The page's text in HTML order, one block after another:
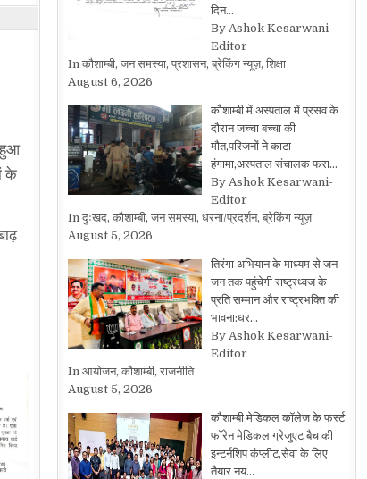
हुआ
के
दिन…
By Ashok Kesarwani-
Editor
In कौशाम्बी, जन समस्या, प्रशासन, ब्रेकिंग न्यूज़, शिक्षा
August 6, 2026
कौशाम्बी में अस्पताल में प्रसव के
दौरान जच्चा बच्चा की
मौत,परिजनों ने काटा
हंगामा,अस्पताल संचालक फरा…
By Ashok Kesarwani-
Editor
In दुःखद, कौशाम्बी, जन समस्या, धरना/प्रदर्शन, ब्रेकिंग न्यूज़
August 5, 2026
तिरंगा अभियान के माध्यम से जन
जन तक पहुंचेगी राष्ट्रध्वज के
प्रति सम्मान और राष्ट्रभक्ति की
भावना:धर…
By Ashok Kesarwani-
Editor
In आयोजन, कौशाम्बी, राजनीति
August 5, 2026
कौशाम्बी मेडिकल कॉलेज के फर्स्ट
फॉरेन मेडिकल ग्रेजुएट बैच की
इन्टर्नशिप कंप्लीट,सेवा के लिए
तैयार नय…